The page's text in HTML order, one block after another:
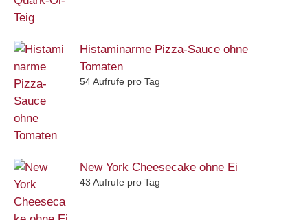
Histaminarme Pizza-Sauce ohne
Tomaten
54 Aufrufe pro Tag
New York Cheesecake ohne Ei
43 Aufrufe pro Tag